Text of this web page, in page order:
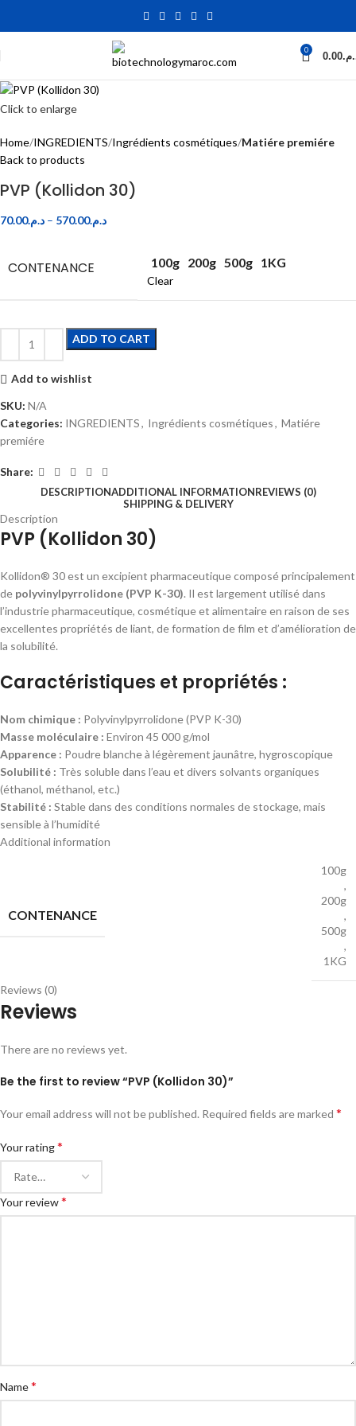
0 0.00
Click to enlarge
Home INGREDIENTS Ingrédients cosmétiques Matiére premiére
Back to products
PVP (Kollidon 30)
د.م.70.00 – د.م.570.00
CONTENANCE 100g 200g 500g 1KG
Clear
ADD TO CART
Add to wishlist
SKU: N/A
Categories: INGREDIENTS, Ingrédients cosmétiques, Matiére
premiére
Share:
DESCRIPTIONADDITIONAL INFORMATIONREVIEWS (0)
SHIPPING & DELIVERY
Description
PVP (Kollidon 30)
Kollidon® 30 est un excipient pharmaceutique composé principalement
de polyvinylpyrrolidone (PVP K-30). Il est largement utilisé dans
l’industrie pharmaceutique, cosmétique et alimentaire en raison de ses
excellentes propriétés de liant, de formation de film et d’amélioration de
la solubilité.
Caractéristiques et propriétés :
Nom chimique : Polyvinylpyrrolidone (PVP K-30)
Masse moléculaire : Environ 45 000 g/mol
Apparence : Poudre blanche à légèrement jaunâtre, hygroscopique
Solubilité : Très soluble dans l’eau et divers solvants organiques
(éthanol, méthanol, etc.)
Stabilité : Stable dans des conditions normales de stockage, mais
sensible à l’humidité
Additional information
CONTENANCE
100g
,
200g
,
500g
,
1KG
Reviews (0)
Reviews
There are no reviews yet.
Be the first to review “PVP (Kollidon 30)”
Your email address will not be published. Required fields are marked *
Your rating*
Your review*
Name*